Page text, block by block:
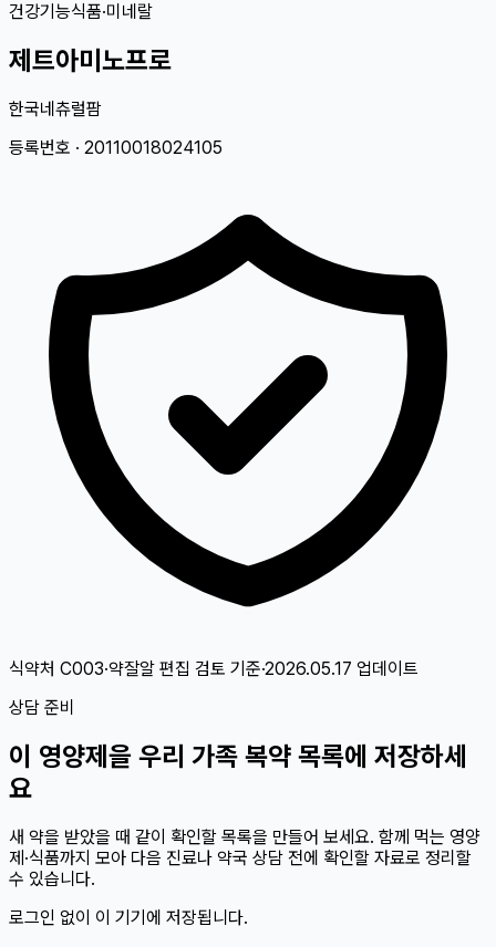
건강기능식품·미네랄
제트아미노프로
한국네츄럴팜
등록번호 · 20110018024105
식약처 C003·약잘알 편집 검토 기준·2026.05.17 업데이트
상담 준비
이 영양제 을 우리 가족 복약 목록에 저장하세
요
새 약을 받았을 때 같이 확인할 목록을 만들어 보세요. 함께 먹는 영양
제·식품까지 모아 다음 진료나 약국 상담 전에 확인할 자료로 정리할
수 있습니다.
로그인 없이 이 기기에 저장됩니다.